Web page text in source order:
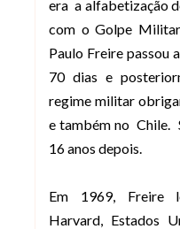
era a alfabetização
com o Golpe
Paulo Freire passou
70 dias e
regime militar
e também no Chile.
16 anos depois.
Em 1969, Freire
Harvard, Estados